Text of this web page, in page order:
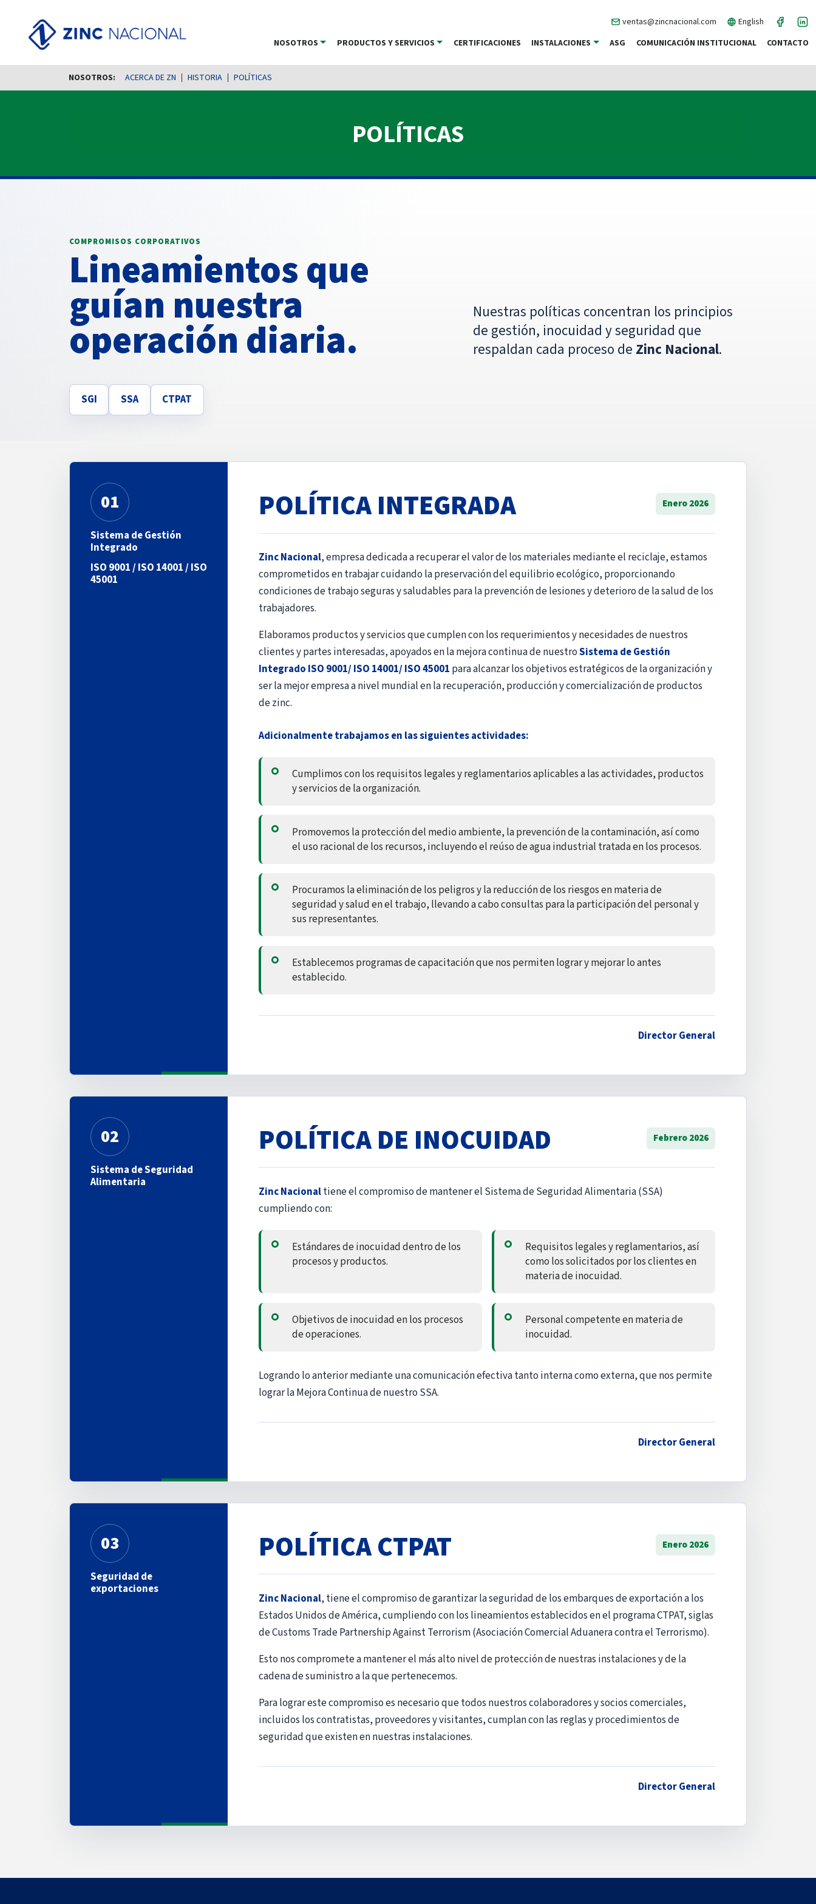
ventas@zincnacional.com
English
NOSOTROS
PRODUCTOS Y SERVICIOS CERTIFICACIONES INSTALACIONES ASG COMUNICACIÓN INSTITUCIONAL CONTACTO
NOSOTROS: ACERCA DE ZN HISTORIA POLÍTICAS
POLÍTICAS
COMPROMISOS CORPORATIVOS
Lineamientos que
guían nuestra
operación diaria.
Nuestras políticas concentran los principios
de gestión, inocuidad y seguridad que
respaldan cada proceso de Zinc Nacional.
SGI SSA CTPAT
01
Sistema de Gestión
Integrado
ISO 9001 / ISO 14001 / ISO
45001
POLÍTICA INTEGRADA Enero 2026
Zinc Nacional, empresa dedicada a recuperar el valor de los materiales mediante el reciclaje, estamos
comprometidos en trabajar cuidando la preservación del equilibrio ecológico, proporcionando
condiciones de trabajo seguras y saludables para la prevención de lesiones y deterioro de la salud de los
trabajadores.
Elaboramos productos y servicios que cumplen con los requerimientos y necesidades de nuestros
clientes y partes interesadas, apoyados en la mejora continua de nuestroSistema de Gestión
Integrado ISO 9001/ ISO 14001/ ISO 45001 para alcanzar los objetivos estratégicos de la organización y
ser la mejor empresa a nivel mundial en la recuperación, producción y comercialización de productos
de zinc.
Adicionalmente trabajamos en las siguientes actividades:
Cumplimos con los requisitos legales y reglamentarios aplicables a las actividades, productos
y servicios de la organización.
Promovemos la protección del medio ambiente, la prevención de la contaminación, así como
el uso racional de los recursos, incluyendo el reúso de agua industrial tratada en los procesos.
Procuramos la eliminación de los peligros y la reducción de los riesgos en materia de
seguridad y salud en el trabajo, llevando a cabo consultas para la participación del personal y
sus representantes.
Establecemos programas de capacitación que nos permiten lograr y mejorar lo antes
establecido.
Director General
02
Sistema de Seguridad
Alimentaria
POLÍTICA DE INOCUIDAD Febrero 2026
Zinc Nacionaltiene el compromiso de mantener el Sistema de Seguridad Alimentaria (SSA)
cumpliendo con:
Estándares de inocuidad dentro de los
procesos y productos.
Requisitos legales y reglamentarios, así
como los solicitados por los clientes en
materia de inocuidad.
Objetivos de inocuidad en los procesos
de operaciones.
Personal competente en materia de
inocuidad.
Logrando lo anterior mediante una comunicación efectiva tanto interna como externa, que nos permite
lograr la Mejora Continua de nuestro SSA.
Director General
03
Seguridad de
exportaciones
POLÍTICA CTPAT Enero 2026
Zinc Nacional, tiene el compromiso de garantizar la seguridad de los embarques de exportación a los
Estados Unidos de América, cumpliendo con los lineamientos establecidos en el programa CTPAT, siglas
de Customs Trade Partnership Against Terrorism (Asociación Comercial Aduanera contra el Terrorismo).
Esto nos compromete a mantener el más alto nivel de protección de nuestras instalaciones y de la
cadena de suministro a la que pertenecemos.
Para lograr este compromiso es necesario que todos nuestros colaboradores y socios comerciales,
incluidos los contratistas, proveedores y visitantes, cumplan con las reglas y procedimientos de
seguridad que existen en nuestras instalaciones.
Director General